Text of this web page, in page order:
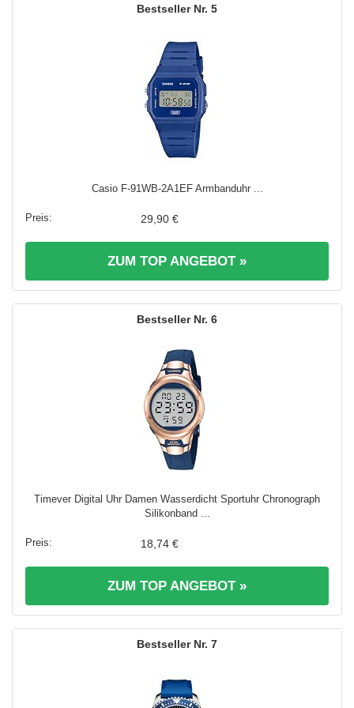
5
Casio F-91WB-2A1EF Armbanduhr ...
29,90 €
ZUM TOP ANGEBOT »
6
Timever Digital Uhr Damen Wasserdicht Sportuhr Chronograph
Silikonband ...
18,74 €
ZUM TOP ANGEBOT »
7